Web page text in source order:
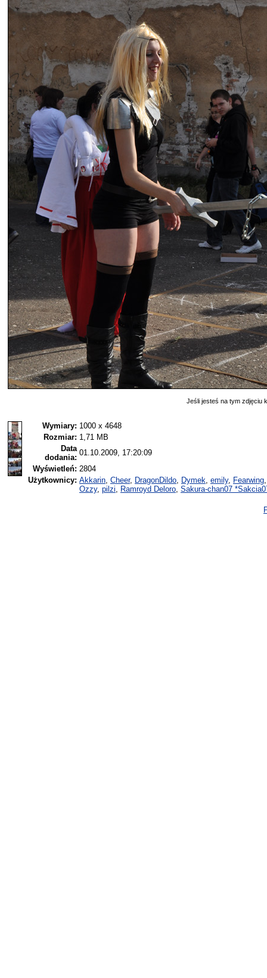
Jeśli jesteś na tym zdjęciu
Wymiary: 1000 x 4648
Rozmiar: 1,71 MB
Data
dodania:
01.10.2009, 17:20:09
Wyświetleń: 2804
Użytkownicy: Akkarin Cheer, DragonDildo Dymek emily, Fearwing
Ozzy, pilzi Ramroyd Deloro Sakura-chan07